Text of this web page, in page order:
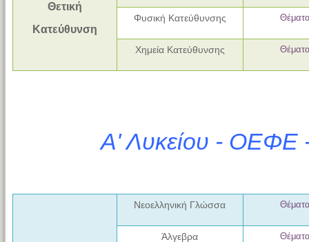
Θετική
Κατεύθυνση
Φυσική Κατεύθυνσης
Χημεία Κατεύθυνσης
Α' Λυκείου - ΟΕΦΕ
Νεοελληνική Γλώσσα
Άλγεβρα